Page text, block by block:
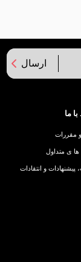
ارسال
با ما
و مقررات
ی متداول
پیشنهادات و انتقادات